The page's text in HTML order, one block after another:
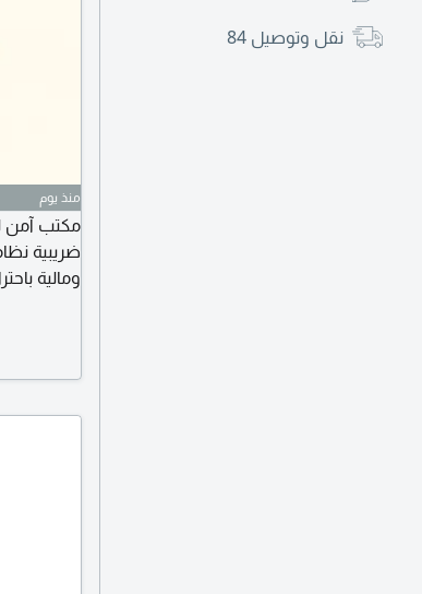
نقل وتوصيل 84
منذ يوم
مكتب آمن
ضريبية
ومالية